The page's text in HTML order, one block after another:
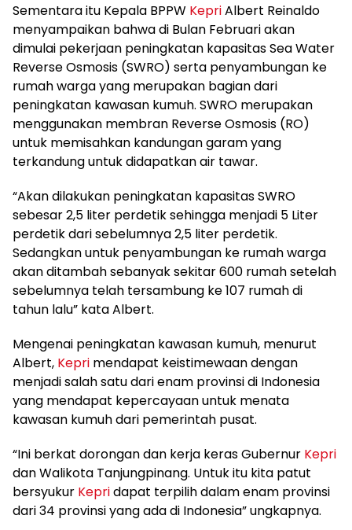
Sementara itu Kepala BPPW KepriAlbert Reinaldo
menyampaikan bahwa di Bulan Februari akan
dimulai pekerjaan peningkatan kapasitas Sea Water
Reverse Osmosis (SWRO) serta penyambungan ke
rumah warga yang merupakan bagian dari
peningkatan kawasan kumuh. SWRO merupakan
menggunakan membran Reverse Osmosis (RO)
untuk memisahkan kandungan garam yang
terkandung untuk didapatkan air tawar.
“Akan dilakukan peningkatan kapasitas SWRO
sebesar 2,5 liter perdetik sehingga menjadi 5 Liter
perdetik dari sebelumnya 2,5 liter perdetik.
Sedangkan untuk penyambungan ke rumah warga
akan ditambah sebanyak sekitar 600 rumah setelah
sebelumnya telah tersambung ke 107 rumah di
tahun lalu” kata Albert.
Mengenai peningkatan kawasan kumuh, menurut
Albert, Kepri mendapat keistimewaan dengan
menjadi salah satu dari enam provinsi di Indonesia
yang mendapat kepercayaan untuk menata
kawasan kumuh dari pemerintah pusat.
“Ini berkat dorongan dan kerja keras Gubernur Kepri
dan Walikota Tanjungpinang. Untuk itu kita patut
bersyukur Kepridapat terpilih dalam enam provinsi
dari 34 provinsi yang ada di Indonesia” ungkapnya.